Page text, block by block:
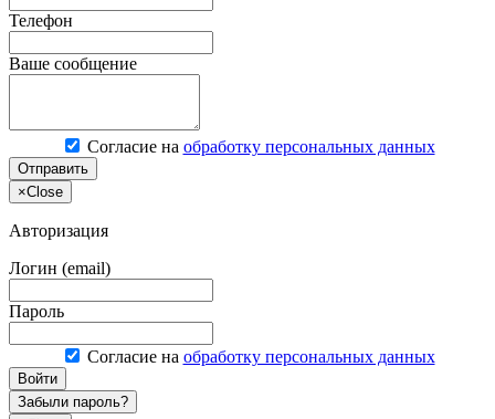
Телефон
Ваше сообщение
Согласие на обработку персональных данных
Отправить
×Close
Авторизация
Логин (email)
Пароль
Согласие на обработку персональных данных
Войти
Забыли пароль?